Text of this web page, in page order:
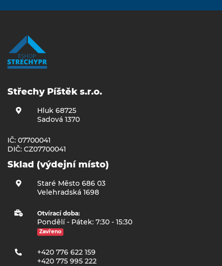
Střechy Píštěk s.r.o.
Hluk 68725
Sadová 1370
IČ: 07700041
DIČ: CZ07700041
Sklad (výdejní místo)
Staré Město 686 03
Velehradská 1698
Otvírací doba:
Pondělí - Pátek: 7:30 - 15:30
Zavřeno
+420 776 622 159
+420 775 995 222